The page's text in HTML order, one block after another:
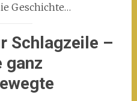
Geschichte…
Schlagzeile –
ganz